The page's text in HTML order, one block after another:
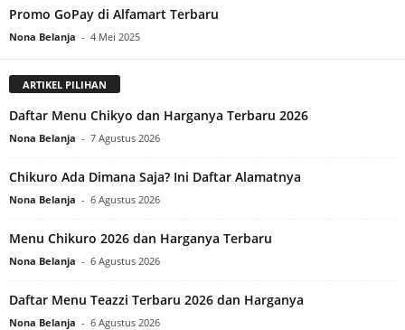
Promo GoPay di Alfamart Terbaru
Nona Belanja - 4 Mei 2025
ARTIKEL PILIHAN
Daftar Menu Chikyo dan Harganya Terbaru 2026
Nona Belanja - 7 Agustus 2026
Chikuro Ada Dimana Saja? Ini Daftar Alamatnya
Nona Belanja - 6 Agustus 2026
Menu Chikuro 2026 dan Harganya Terbaru
Nona Belanja - 6 Agustus 2026
Daftar Menu Teazzi Terbaru 2026 dan Harganya
Nona Belanja - 6 Agustus 2026